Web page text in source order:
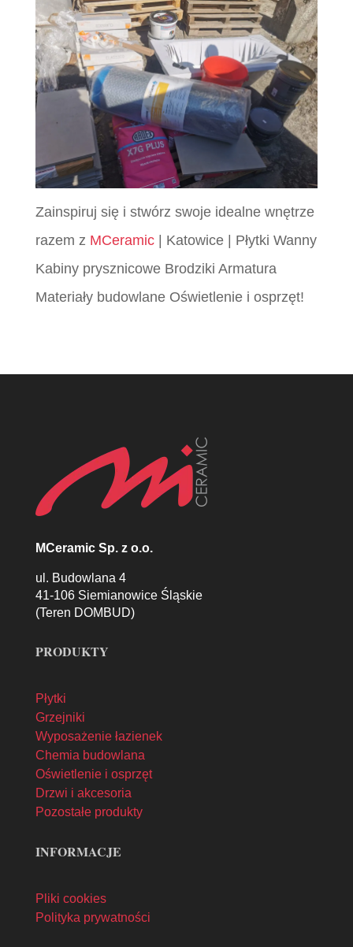
Zainspiruj się i stwórz swoje idealne wnętrze
razem z MCeramic| Katowice | Płytki Wanny
Kabiny prysznicowe Brodziki Armatura
Materiały budowlane Oświetlenie i osprzęt!
MCeramic Sp. z o.o.
ul. Budowlana 4
41-106 Siemianowice Śląskie
(Teren DOMBUD)
PRODUKTY
Płytki
Grzejniki
Wyposażenie łazienek
Chemia budowlana
Oświetlenie i osprzęt
Drzwi i akcesoria
Pozostałe produkty
INFORMACJE
Pliki cookies
Polityka prywatności